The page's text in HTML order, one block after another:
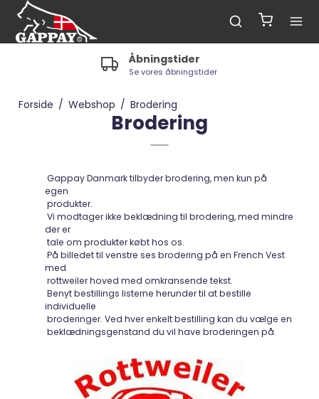
Åbningstider
Se vores åbningstider
Forside / Webshop / Brodering
Brodering
Gappay Danmark tilbyder brodering, men kun på
egen
produkter.
Vi modtager ikke beklædning til brodering, med mindre
der er
tale om produkter købt hos os.
På billedet til venstre ses brodering på en French Vest
med
rottweiler hoved med omkransende tekst.
Benyt bestillings listerne herunder til at bestille
individuelle
broderinger. Ved hver enkelt bestilling kan du vælge en
beklædningsgenstand du vil have broderingen på.